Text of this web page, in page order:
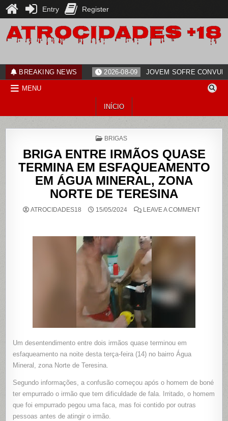
content
BREAKING NEWS 2026-08-09 JOVEM SOFRE
MENU
INÍCIO
POSTED
BRIGAS
BRIGA ENTRE IRMÃOS QUASE
TERMINA EM ESFAQUEAMENTO
EM ÁGUA MINERAL, ZONA
NORTE DE TERESINA
ATROCIDADES18 15/05/2024 LEAVE A COMMENTON
Um desentendimento entre dois irmãos quase terminou em
esfaqueamento na noite desta terça-feira (14) no bairro Água
Mineral, zona Norte de Teresina.
Segundo informações, a confusão começou após o homem de boné
ter empurrado o irmão que tem dificuldade de fala. Irritado, o homem
que foi empurrado pegou uma faca, mas foi contido por outras
pessoas antes de atingir o irmão.
Entry Register